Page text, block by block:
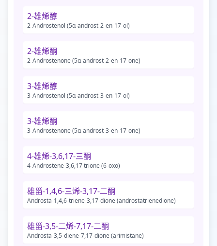
2-雄烯醇
2-Androstenol (5ɑ-androst-2-en-17-ol)
2-雄烯酮
2-Androstenone (5ɑ-androst-2-en-17-one)
3-雄烯醇
3-Androstenol (5ɑ-androst-3-en-17-ol)
3-雄烯酮
3-Androstenone (5ɑ-androst-3-en-17-one)
4-雄烯-3,6,17-三酮
4-Androstene-3,6,17 trione (6-oxo)
雄甾-1,4,6-三烯-3,17-二酮
Androsta-1,4,6-triene-3,17-dione (androstatrienedione)
雄甾-3,5-二烯-7,17-二酮
Androsta-3,5-diene-7,17-dione (arimistane)